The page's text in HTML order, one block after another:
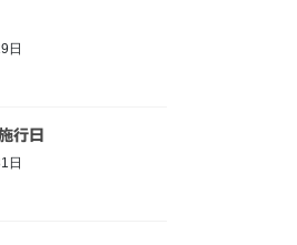
日
行日
日